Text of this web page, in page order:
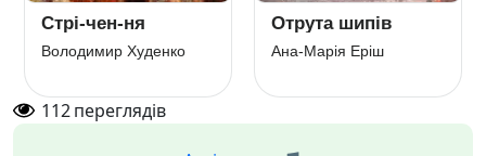
Стрі-чен-ня
Володимир Худенко
Отрута шипів
Ана-Марія Еріш
112переглядів